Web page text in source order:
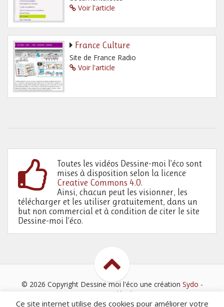
Voir l'article
France Culture
Site de France Radio
Voir l'article
Toutes les vidéos Dessine-moi l’éco sont
mises à disposition selon la licence
Creative Commons 4.0.
Ainsi, chacun peut les visionner, les
télécharger et les utiliser gratuitement, dans un
but non commercial et à condition de citer le site
Dessine-moi l’éco.
© 2026 Copyright Dessine moi l'éco une création Sydo -
Mentions légales
Ce site internet utilise des cookies pour améliorer votre